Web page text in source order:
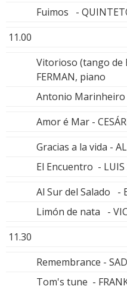
Fuimos -
11.00
Vitorioso (tango de
FERMAN, piano
Antonio Marinheiro
Amor é Mar -
Gracias a la vida -
El Encuentro - LUIS
Al Sur del Salado -
Limón de nata -
11.30
Remembrance -
Tom's tune -